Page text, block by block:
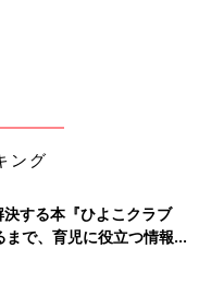
ング
する本『ひよこクラブ
で、育児に役立つ情報が